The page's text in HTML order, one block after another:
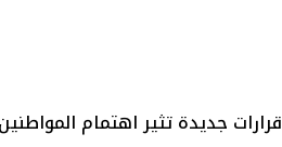
قرارات جديدة تثير اهتمام